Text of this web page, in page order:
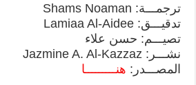
ترجمـــة: Shams Noaman
تدقيـــق: Lamiaa Al-Aidee
تصيـــم: حسن علاء
نشـــر: Jazmine A. Al-Kazzaz
المصـــدر: هنـــــــــا